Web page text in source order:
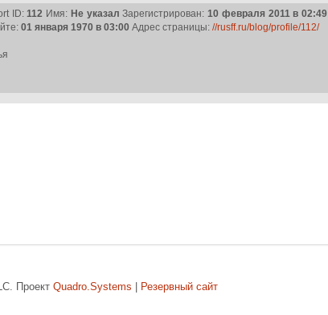
ID:112 Имя: Не указал Зарегистрирован: 10 февраля 2011 в 02:49
01 января 1970 в 03:00 Адрес страницы: //rusff.ru/blog/profile/112/
Проект Quadro.Systems Резервный сайт